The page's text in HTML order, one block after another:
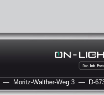
— Moritz-Walther-Weg 3 — D-